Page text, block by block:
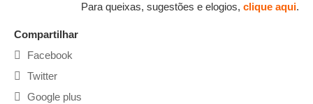
Para queixas, sugestões e elogios, clique aqui.
Compartilhar
Facebook
Twitter
Google plus